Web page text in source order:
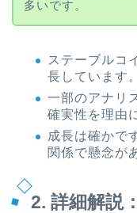
多いです。
ステーブルコ
長しています。
一部のアナリ
確実性を理由
成長は確かで
関係で懸念が
2. 詳細解説